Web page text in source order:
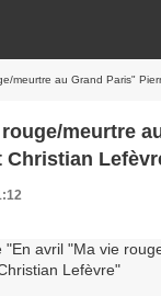
meurtre au Grand Paris" Pierre
meurtre
Christian